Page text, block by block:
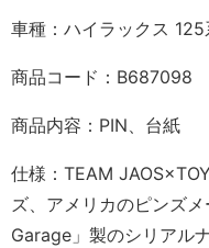
車種：ハイラックス 125
商品コード：B687098
商品内容：PIN、台紙
仕様：TEAM
ズ、アメリカのピンズ
Garage」製のシリアル